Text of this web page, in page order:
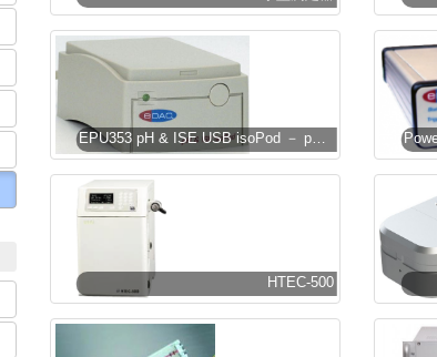
EPU353 pH & ISE USB isoPod － pH・イオン測定
HTEC-500